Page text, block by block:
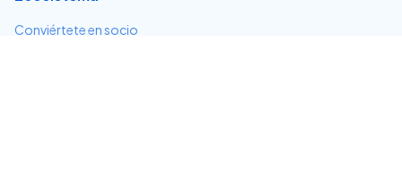
Conviértete en socio